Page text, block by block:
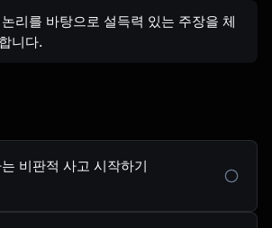
리를 바탕으로 설득력 있는 주장을 체
니다.
비판적 사고 시작하기